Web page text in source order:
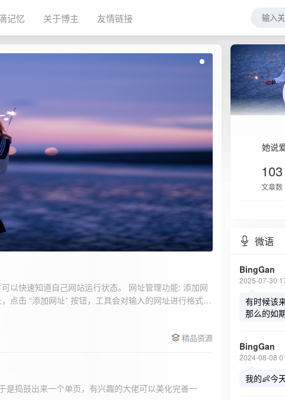
记忆 关于博主 友情链接
以快速知道自己网站运行状态。 网址管理功能: 添加网
点击 “添加网址” 按钮，工具会对输入的网址进行格式验
址：右侧面板有一个 “筛选网址” 的下拉框，用户可以选
监测间隔时间（单位为秒），默认值为 60 秒。开始 /
有已添加的网址进行一次检测，之后按照设置的监测间
。重试机制：在进行网址检测时，如果请求失败，会进
精品资源
是捣鼓出来一个单页，有兴趣的大佬可以美化完善一
她说
103
文章数
微语
BingGan
2025-07-30
有时候该
那么的如
BingGan
2024-08-08
我的👶今